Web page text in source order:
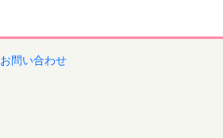
お問い合わせ